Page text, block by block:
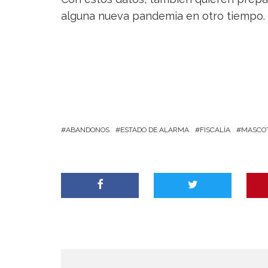
alguna nueva pandemia en otro tiempo.
ABANDONOS ESTADO DE ALARMA FISCALÍA